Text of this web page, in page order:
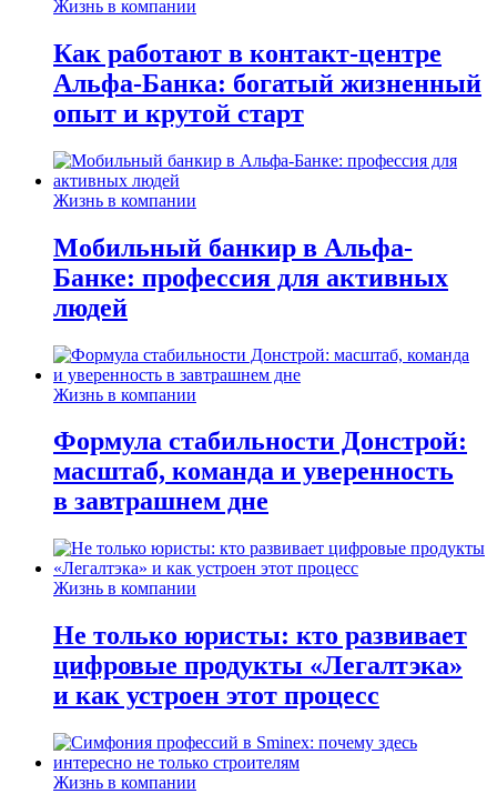
Жизнь в компании
Как работают в контакт-центре
Альфа-Банка: богатый жизненный
опыт и крутой старт
Жизнь в компании
Мобильный банкир в Альфа-
Банке: профессия для активных
людей
Жизнь в компании
Формула стабильности Донстрой:
масштаб, команда и уверенность
в завтрашнем дне
Жизнь в компании
Не только юристы: кто развивает
цифровые продукты «Легалтэка»
и как устроен этот процесс
Жизнь в компании